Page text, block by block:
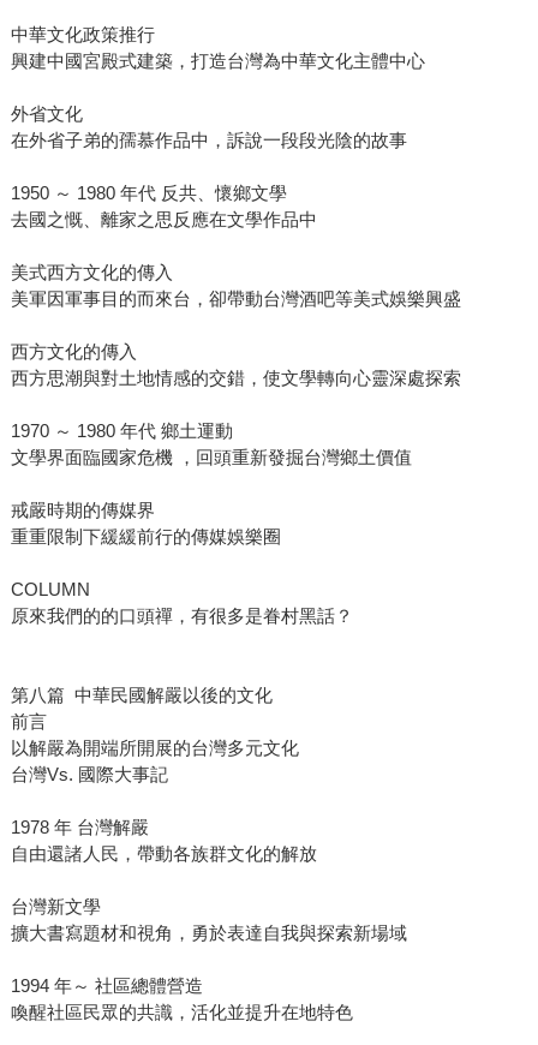
中華文化政策推行
興建中國宮殿式建築，打造台灣為中華文化主體中心
外省文化
在外省子弟的孺慕作品中，訴說一段段光陰的故事
1950 ～ 1980 年代 反共、懷鄉文學
去國之慨、離家之思反應在文學作品中
美式西方文化的傳入
美軍因軍事目的而來台，卻帶動台灣酒吧等美式娛樂興盛
西方文化的傳入
西方思潮與對土地情感的交錯，使文學轉向心靈深處探索
1970 ～ 1980 年代 鄉土運動
文學界面臨國家危機 ，回頭重新發掘台灣鄉土價值
戒嚴時期的傳媒界
重重限制下緩緩前行的傳媒娛樂圈
COLUMN
原來我們的的口頭禪，有很多是眷村黑話？
第八篇 中華民國解嚴以後的文化
前言
以解嚴為開端所開展的台灣多元文化
台灣Vs. 國際大事記
1978 年 台灣解嚴
自由還諸人民，帶動各族群文化的解放
台灣新文學
擴大書寫題材和視角，勇於表達自我與探索新場域
1994 年～ 社區總體營造
喚醒社區民眾的共識，活化並提升在地特色